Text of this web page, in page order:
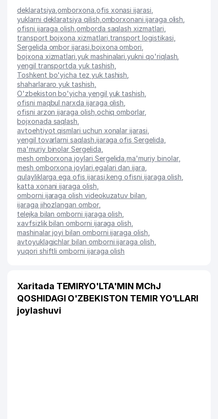
deklaratsiya ,omborxona ofis xonasi ijarasi
yuklarni deklaratsiya qilish omborxonani ijaraga olish
ofisni ijaraga olish omborda saqlash xizmatlari
transport bojxona xizmatlari transport logistikasi
Sergelida ombor ijarasi bojxona ombori
bojxona xizmatlari ,yuk mashinalari ,yukni qo'riqlash
yengil transportda yuk tashish
Toshkent bo'yicha tez yuk tashish
shaharlararo yuk tashish
O'zbekiston bo'yicha yengil yuk tashish
ofisni maqbul narxda ijaraga olish
ofisni arzon ijaraga olish ochiq omborlar,
bojxonada saqlash
avtoehtiyot qismlari uchun xonalar ijarasi
yengil tovarlarni saqlash ijaraga ofis Sergelida
ma'muriy binolar Sergelida
mesh omborxona joylari Sergelida ,ma'muriy binolar,
mesh omborxona joylari egalari dan ijara
qulayliklarga ega ofis ijarasi ,keng ofisni ijaraga olish
katta xonani ijaraga olish
omborni ijaraga olish videokuzatuv bilan
ijaraga jihozlangan ombor,
telejka bilan omborni ijaraga olish
xavfsizlik bilan omborni ijaraga olish
mashinalar joyi bilan omborni ijaraga olish
avtoyuklagichlar bilan omborni ijaraga olish
yuqori shiftli omborni ijaraga olish
Xaritada TEMIRYO'LTA'MIN MChJ
QOSHIDAGI O'ZBEKISTON TEMIR YO'LLARI
joylashuvi